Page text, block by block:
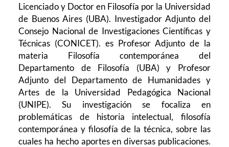
Licenciado y Doctor en Filosofía por la Universidad
de Buenos Aires (UBA). Investigador Adjunto del
Consejo Nacional de Investigaciones Científicas y
Técnicas (CONICET). es Profesor Adjunto de la
materia Filosofía contemporánea del
Departamento de Filosofía (UBA) y Profesor
Adjunto del Departamento de Humanidades y
Artes de la Universidad Pedagógica Nacional
(UNIPE). Su investigación se focaliza en
problemáticas de historia intelectual, filosofía
contemporánea y filosofía de la técnica, sobre las
cuales ha hecho aportes en diversas publicaciones.